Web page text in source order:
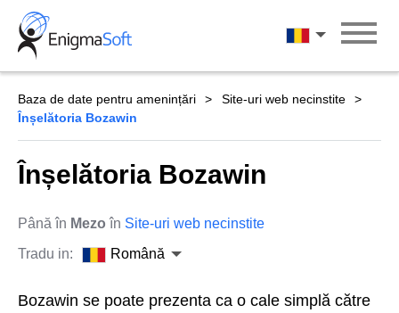
Skip
content
Română
Baza de date pentru amenințări
Site-uri web necinstite
Înșelătoria Bozawin
Înșelătoria Bozawin
Până în Mezo în Site-uri web necinstite
Tradu in:
Română
Bozawin se poate prezenta ca o cale simplă către